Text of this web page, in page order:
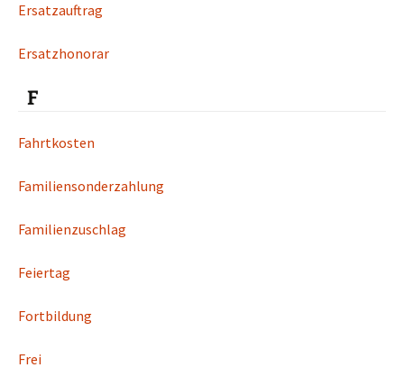
Ersatzauftrag
Ersatzhonorar
F
Fahrtkosten
Familiensonderzahlung
Familienzuschlag
Feiertag
Fortbildung
Frei